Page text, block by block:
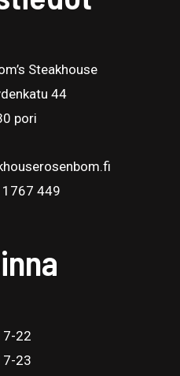
Steakhouse
44
pori
1767 449
22
23